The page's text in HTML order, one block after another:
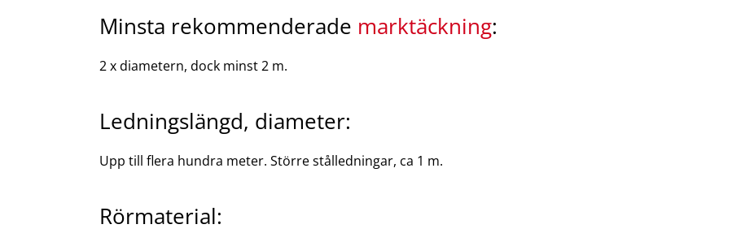
Minsta rekommenderade marktäckning:
2 x diametern, dock minst 2 m.
Ledningslängd, diameter:
Upp till flera hundra meter. Större stålledningar, ca 1 m.
Rörmaterial: